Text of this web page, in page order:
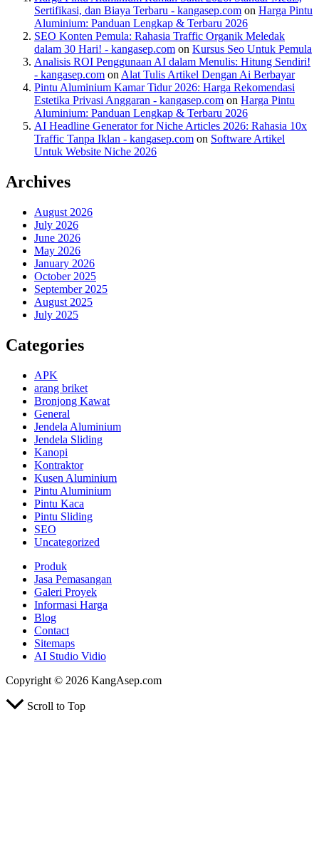
Sertifikasi, dan Biaya Terbaru - kangasep.com on Harga Pintu
Aluminium: Panduan Lengkap & Terbaru 2026
SEO Konten Pemula: Rahasia Traffic Organik Meledak
dalam 30 Hari! - kangasep.com on Kursus Seo Untuk Pemula
Analisis ROI Penggunaan AI dalam Menulis: Hitung Sendiri!
- kangasep.com on Alat Tulis Artikel Dengan Ai Berbayar
Pintu Aluminium Kamar Tidur 2026: Harga Rekomendasi
Estetika Privasi Anggaran - kangasep.com on Harga Pintu
Aluminium: Panduan Lengkap & Terbaru 2026
AI Headline Generator for Niche Articles 2026: Rahasia 10x
Traffic Tanpa Iklan - kangasep.com on Software Artikel
Untuk Website Niche 2026
Archives
August 2026
July 2026
June 2026
May 2026
January 2026
October 2025
September 2025
August 2025
July 2025
Categories
APK
arang briket
Bronjong Kawat
General
Jendela Aluminium
Jendela Sliding
Kanopi
Kontraktor
Kusen Aluminium
Pintu Aluminium
Pintu Kaca
Pintu Sliding
SEO
Uncategorized
Produk
Jasa Pemasangan
Galeri Proyek
Informasi Harga
Blog
Contact
Sitemaps
AI Studio Vidio
Copyright © 2026 KangAsep.com
Scroll to Top